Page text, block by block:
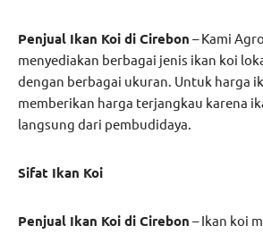
Penjual Ikan Koi di Cirebon – Kami
menyediakan berbagai jenis ikan koi
dengan berbagai ukuran. Untuk harga
memberikan harga terjangkau karena
langsung dari pembudidaya.
Sifat Ikan Koi
Penjual Ikan Koi di Cirebon – Ikan koi